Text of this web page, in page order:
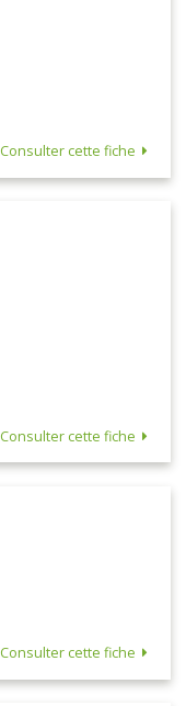
Consulter cette fiche
Consulter cette fiche
Consulter cette fiche